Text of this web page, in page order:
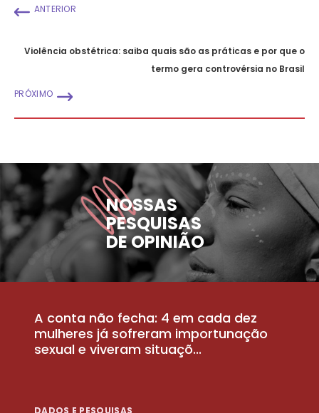
ANTERIOR
Violência obstétrica: saiba quais são as práticas e por que o
termo gera controvérsia no Brasil
PRÓXIMO
NOSSAS
PESQUISAS
DE OPINIÃO
A conta não fecha: 4 em cada dez
mulheres já sofreram importunação
sexual e viveram situaçõ...
DADOS E PESQUISAS